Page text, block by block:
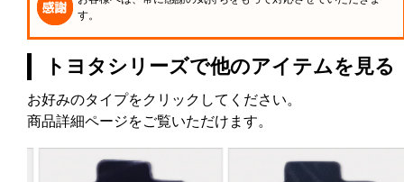
す。
トヨタシリーズで他のアイテムを見る
お好みのタイプをクリックしてください。
商品詳細ページをご覧いただけます。